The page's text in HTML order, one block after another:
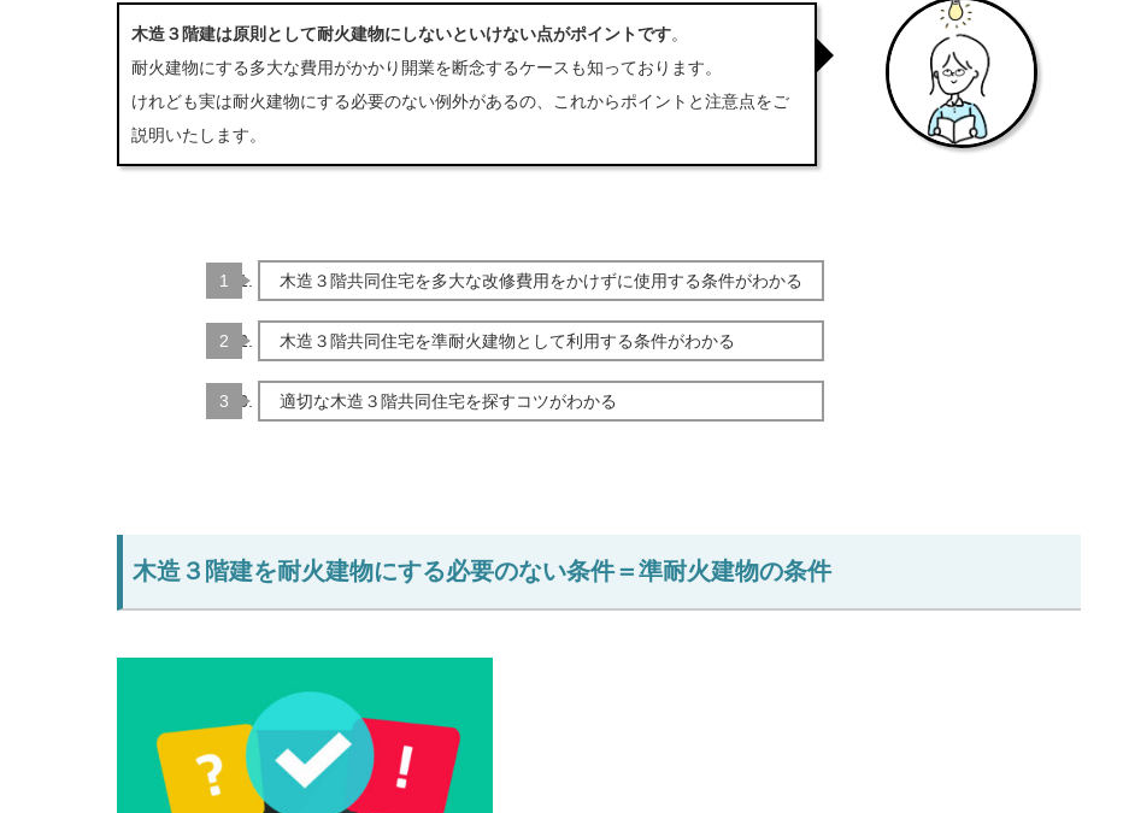
木造３階建は原則として耐火建物にしないといけない点がポイントです。
耐火建物にする多大な費用がかかり開業を断念するケースも知っております。
けれども実は耐火建物にする必要のない例外があるの、これからポイントと注意点をご
説明いたします。
木造３階共同住宅を多大な改修費用をかけずに使用する条件がわかる
木造３階共同住宅を準耐火建物として利用する条件がわかる
適切な木造３階共同住宅を探すコツがわかる
木造３階建を耐火建物にする必要のない条件＝準耐火建物の条件